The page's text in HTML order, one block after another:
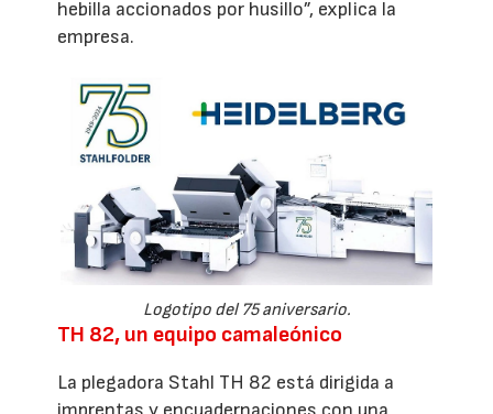
hebilla accionados por husillo”, explica la
empresa.
Logotipo del 75 aniversario.
TH 82, un equipo camaleónico
La plegadora Stahl TH 82 está dirigida a